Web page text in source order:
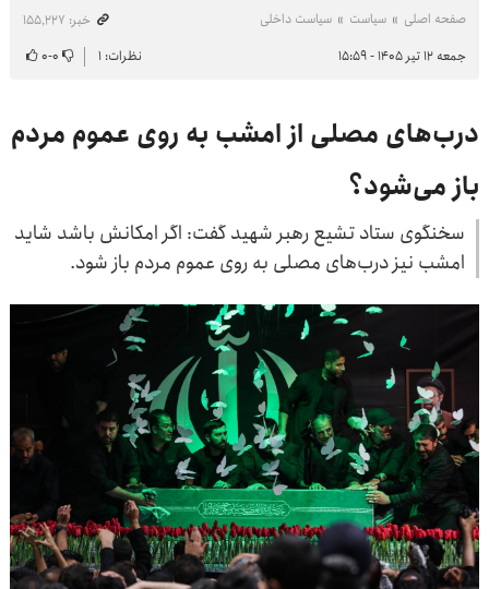
صفحه اصلی سیاست سیاست داخلی
خبر: ۱۵۵٬۲۲۷
جمعه ۱۲ تیر ۱۴۰۵ - ۱۵:۵۹
نظرات: ۱ ۰-۰
درب‌های مصلی از امشب به روی عموم مردم
باز می‌شود؟
سخنگوی ستاد تشیع رهبر شهید گفت: اگر امکانش باشد شاید
امشب نیز درب‌های مصلی به روی عموم مردم باز شود.